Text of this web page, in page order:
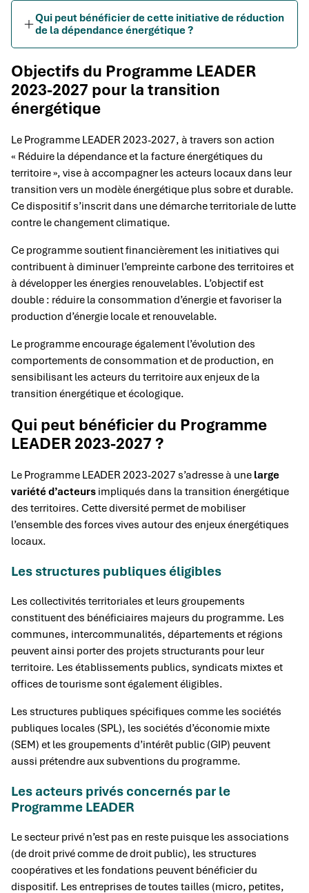
Qui peut bénéficier de cette initiative de réduction
de la dépendance énergétique ?
Objectifs du Programme LEADER
2023-2027 pour la transition
énergétique
Le Programme LEADER 2023-2027, à travers son action
« Réduire la dépendance et la facture énergétiques du
territoire », vise à accompagner les acteurs locaux dans leur
transition vers un modèle énergétique plus sobre et durable.
Ce dispositif s’inscrit dans une démarche territoriale de lutte
contre le changement climatique.
Ce programme soutient financièrement les initiatives qui
contribuent à diminuer l’empreinte carbone des territoires et
à développer les énergies renouvelables. L’objectif est
double : réduire la consommation d’énergie et favoriser la
production d’énergie locale et renouvelable.
Le programme encourage également l’évolution des
comportements de consommation et de production, en
sensibilisant les acteurs du territoire aux enjeux de la
transition énergétique et écologique.
Qui peut bénéficier du Programme
LEADER 2023-2027 ?
Le Programme LEADER 2023-2027 s’adresse à une large
variété d’acteurs impliqués dans la transition énergétique
des territoires. Cette diversité permet de mobiliser
l’ensemble des forces vives autour des enjeux énergétiques
locaux.
Les structures publiques éligibles
Les collectivités territoriales et leurs groupements
constituent des bénéficiaires majeurs du programme. Les
communes, intercommunalités, départements et régions
peuvent ainsi porter des projets structurants pour leur
territoire. Les établissements publics, syndicats mixtes et
offices de tourisme sont également éligibles.
Les structures publiques spécifiques comme les sociétés
publiques locales (SPL), les sociétés d’économie mixte
(SEM) et les groupements d’intérêt public (GIP) peuvent
aussi prétendre aux subventions du programme.
Les acteurs privés concernés par le
Programme LEADER
Le secteur privé n’est pas en reste puisque les associations
(de droit privé comme de droit public), les structures
coopératives et les fondations peuvent bénéficier du
dispositif. Les entreprises de toutes tailles (micro, petites,